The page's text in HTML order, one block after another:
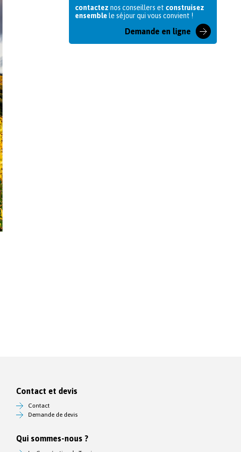
contactez nos conseillers et construisez
ensemble le séjour qui vous convient !
Demande en ligne
Contact et devis
Contact
Demande de devis
Qui sommes-nous ?